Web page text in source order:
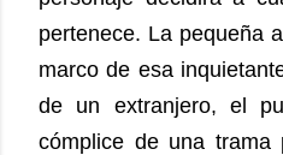
pertenece. La pequeña
marco de esa
de un extranjero, el
cómplice de una trama